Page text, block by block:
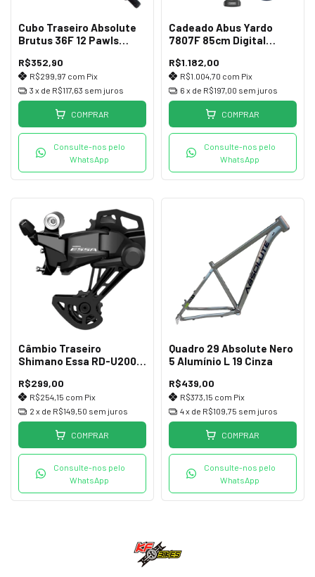
Cubo Traseiro Absolute
Brutus 36F 12 Pawls
R$352,90
R$299,97 com Pix
3 x de R$117,63 sem juros
COMPRAR
Consulte-nos pelo
WhatsApp
Cadeado Abus Yardo
7807F 85cm Digital
R$1.182,00
R$1.004,70 com Pix
6 x de R$197,00 sem juros
COMPRAR
Consulte-nos pelo
WhatsApp
Câmbio Traseiro
Shimano Essa RD-U2000
R$299,00
R$254,15 com Pix
2 x de R$149,50 sem juros
COMPRAR
Consulte-nos pelo
WhatsApp
Quadro 29 Absolute Nero
5 Alumínio L 19 Cinza
R$439,00
R$373,15 com Pix
4x de R$109,75 sem juros
COMPRAR
Consulte-nos pelo
WhatsApp